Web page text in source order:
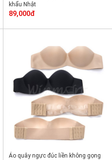
khẩu Nhật
89,000đ
Áo quây ngực đúc liền không gọng